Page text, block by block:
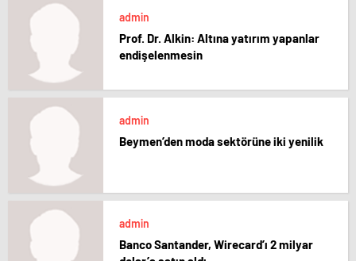
admin
Prof. Dr. Alkin: Altına yatırım yapanlar
endişelenmesin
admin
Beymen’den moda sektörüne iki yenilik
admin
Banco Santander, Wirecard’ı 2 milyar